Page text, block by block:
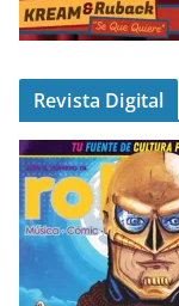
Revista Digital